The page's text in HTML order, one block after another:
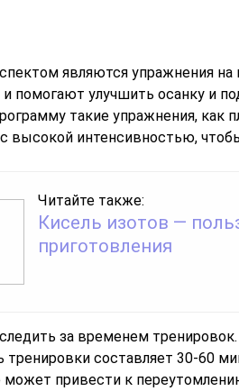
являются упражнения на
улучшить осанку и
такие упражнения, как
высокой интенсивностью,
Читайте также:
Кисель изотов —
приготовления
за временем
тренировки составляет 30-60
может привести к